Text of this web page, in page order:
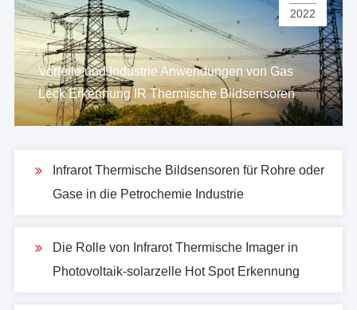
2022
Vorteile und Industrie Anwendungen von Gas
Leck Erkennung IR Thermische Bildsensoren
Infrarot Thermische Bildsensoren für Rohre oder
Gase in die Petrochemie Industrie
Die Rolle von Infrarot Thermische Imager in
Photovoltaik-solarzelle Hot Spot Erkennung